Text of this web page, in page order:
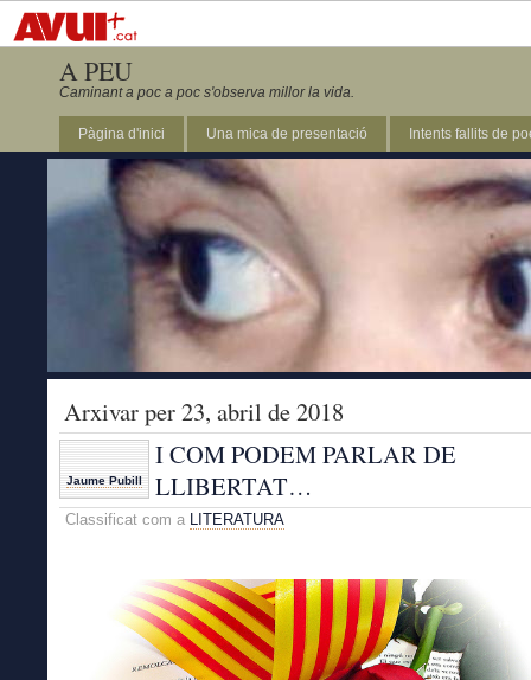
A PEU
Caminant a poc a poc s'observa millor la vida.
Pàgina d'inici Una mica de presentació Intents fallits de
Arxivar per 23, abril de 2018
Jaume Pubill
I COM PODEM PARLAR DE
LLIBERTAT…
Classificat com a LITERATURA